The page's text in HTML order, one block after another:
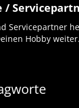
/
Servicepartner
Hobby